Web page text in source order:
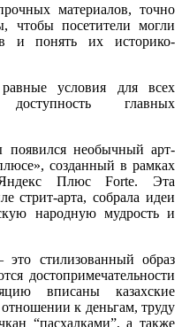
материалов, точно
чтобы посетители могли
и понять их историко-
условия для всех
главных
необычный арт-
созданный в рамках
Яндекс Плюс Forte. Эта
стрит-арта, собрала идеи
народную мудрость и
стилизованный образ
достопримечательности
вписаны казахские
к деньгам, труду
“пасхалками”, а также